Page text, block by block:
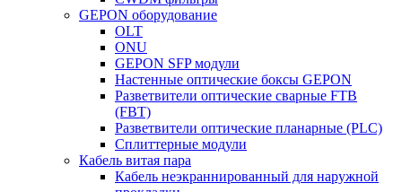
GEPON оборудование
OLT
ONU
GEPON SFP модули
Настенные оптические боксы GEPON
Разветвители оптические сварные FTB
(FBT)
Разветвители оптические планарные (PLC)
Сплиттерные модули
Кабель витая пара
Кабель неэкраннированный для наружной